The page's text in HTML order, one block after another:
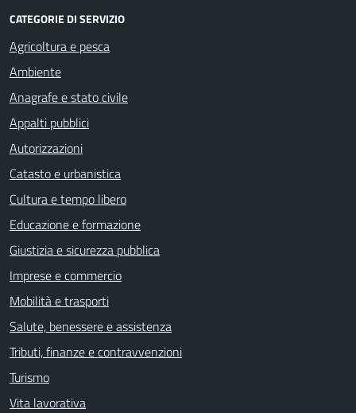
CATEGORIE DI SERVIZIO
Agricoltura e pesca
Ambiente
Anagrafe e stato civile
Appalti pubblici
Autorizzazioni
Catasto e urbanistica
Cultura e tempo libero
Educazione e formazione
Giustizia e sicurezza pubblica
Imprese e commercio
Mobilità e trasporti
Salute, benessere e assistenza
Tributi, finanze e contravvenzioni
Turismo
Vita lavorativa